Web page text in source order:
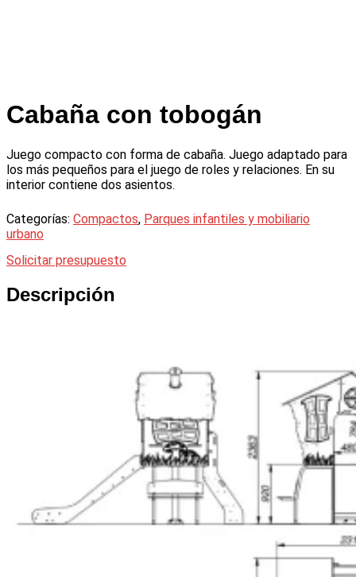
Cabaña con tobogán
Juego compacto con forma de cabaña. Juego adaptado para
los más pequeños para el juego de roles y relaciones. En su
interior contiene dos asientos.
Categorías: Compactos, Parques infantiles y mobiliario
urbano
Solicitar presupuesto
Descripción